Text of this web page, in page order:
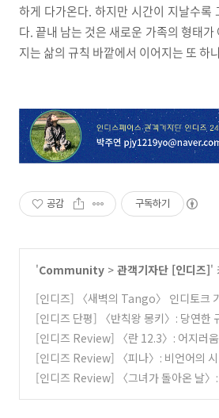
하게 다가온다. 하지만 시간이 지날수록
다. 끝내 남는 것은 새로운 가족의 형태
지는 삶의 규칙 바깥에서 이어지는 또 하
공감 구독하기
'Community > 관객기자단 [인디즈]'
[인디즈] 〈새벽의 Tango〉 인디토크
에서 추는 땅고
(0)
[인디즈 단평] 〈반칙왕 몽키〉: 당연한
던지는 의문 (0)
[인디즈 Review] 〈란 12.3〉: 어지러
화
(0)
[인디즈 Review] 〈피나〉: 비언어의 시
[인디즈 Review] 〈그녀가 돌아온 날〉